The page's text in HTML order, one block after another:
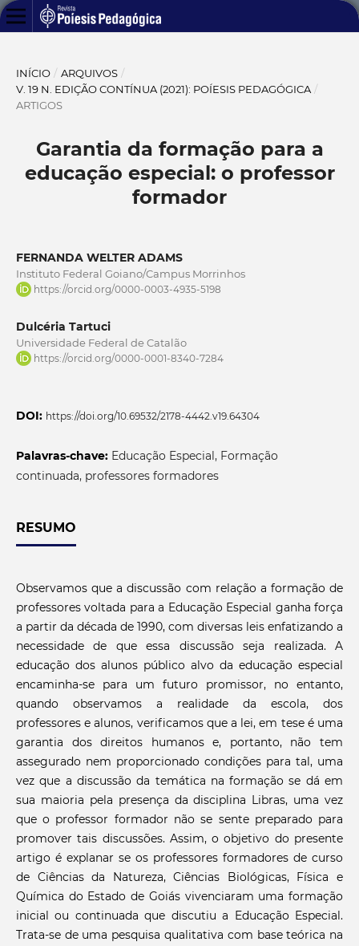
INÍCIO / ARQUIVOS /
V. 19 N. EDIÇÃO CONTÍNUA (2021): POÍESIS PEDAGÓGICA /
ARTIGOS
Garantia da formação para a
educação especial: o professor
formador
FERNANDA WELTER ADAMS
Instituto Federal Goiano/Campus Morrinhos
https://orcid.org/0000-0003-4935-5198
Dulcéria Tartuci
Universidade Federal de Catalão
https://orcid.org/0000-0001-8340-7284
DOI: https://doi.org/10.69532/2178-4442.v19.64304
Palavras-chave: Educação Especial, Formação
continuada, professores formadores
RESUMO
Observamos que a discussão com relação a formação de
professores voltada para a Educação Especial ganha força
a partir da década de 1990, com diversas leis enfatizando a
necessidade de que essa discussão seja realizada. A
educação dos alunos público alvo da educação especial
encaminha-se para um futuro promissor, no entanto,
quando observamos a realidade da escola, dos
professores e alunos, verificamos que a lei, em tese é uma
garantia dos direitos humanos e, portanto, não tem
assegurado nem proporcionado condições para tal, uma
vez que a discussão da temática na formação se dá em
sua maioria pela presença da disciplina Libras, uma vez
que o professor formador não se sente preparado para
promover tais discussões. Assim, o objetivo do presente
artigo é explanar se os professores formadores de curso
de Ciências da Natureza, Ciências Biológicas, Física e
Química do Estado de Goiás vivenciaram uma formação
inicial ou continuada que discutiu a Educação Especial.
Trata-se de uma pesquisa qualitativa com base teórica na